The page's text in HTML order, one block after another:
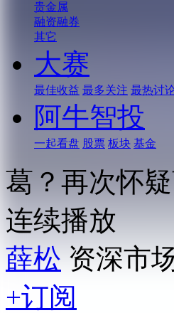
贵金属
融资融券
其它
大赛
最佳收益 最多关注 最热讨
阿牛智投
一起看盘 股票 板块 基金
葛？再次怀
连续播放
薛松 资深市
+订阅